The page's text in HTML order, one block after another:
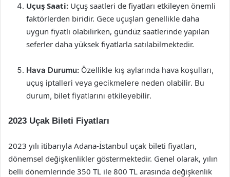
Uçuş Saati: Uçuş saatleri de fiyatları etkileyen önemli
faktörlerden biridir. Gece uçuşları genellikle daha
uygun fiyatlı olabilirken, gündüz saatlerinde yapılan
seferler daha yüksek fiyatlarla satılabilmektedir.
Hava Durumu: Özellikle kış aylarında hava koşulları,
uçuş iptalleri veya gecikmelere neden olabilir. Bu
durum, bilet fiyatlarını etkileyebilir.
2023 Uçak Bileti Fiyatları
2023 yılı itibarıyla Adana-İstanbul uçak bileti fiyatları,
dönemsel değişkenlikler göstermektedir. Genel olarak, yılın
belli dönemlerinde 350 TL ile 800 TL arasında değişkenlik